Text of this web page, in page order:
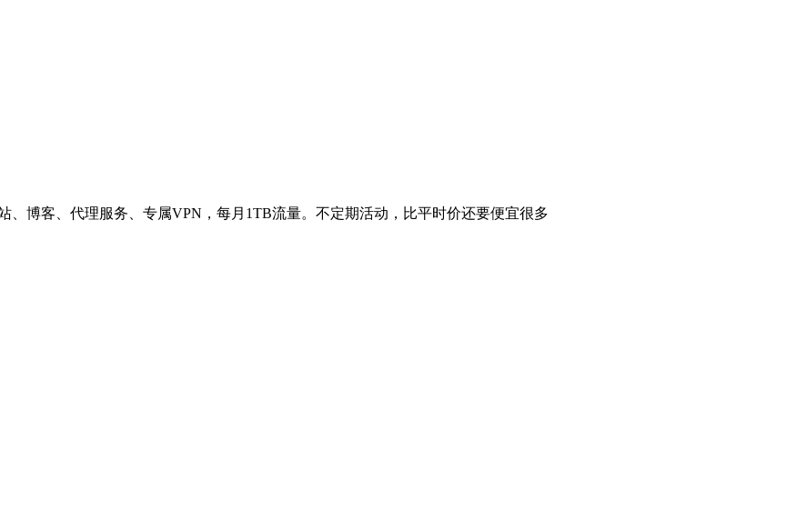
博客、代理服务、专属VPN，每月1TB流量。不定期活动，比平时价还要便宜很多